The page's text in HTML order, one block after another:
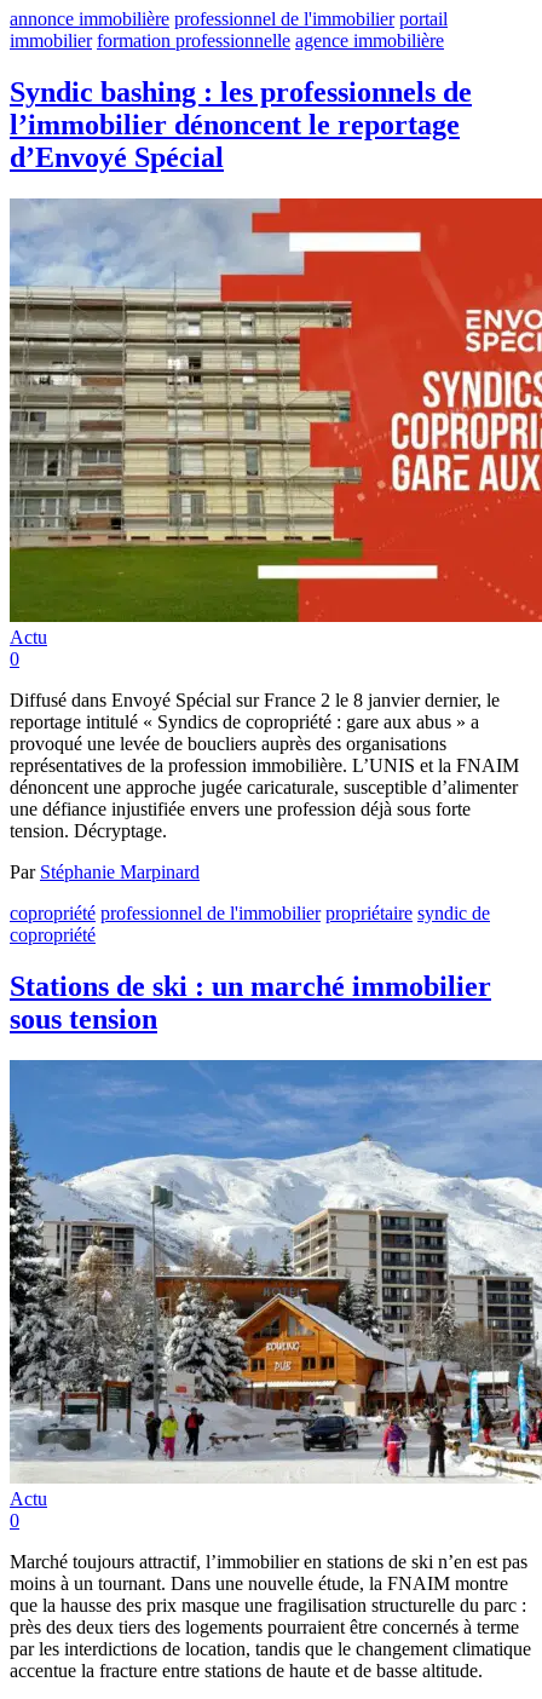
annonce immobilière professionnel de l'immobilier portail
immobilier formation professionnelle agence immobilière
Syndic bashing : les professionnels de
l’immobilier dénoncent le reportage
d’Envoyé Spécial
Actu
0
Diffusé dans Envoyé Spécial sur France 2 le 8 janvier dernier, le
reportage intitulé « Syndics de copropriété : gare aux abus » a
provoqué une levée de boucliers auprès des organisations
représentatives de la profession immobilière. L’UNIS et la FNAIM
dénoncent une approche jugée caricaturale, susceptible d’alimenter
une défiance injustifiée envers une profession déjà sous forte
tension. Décryptage.
Par Stéphanie Marpinard
copropriété professionnel de l'immobilier propriétaire syndic de
copropriété
Stations de ski : un marché immobilier
sous tension
Actu
0
Marché toujours attractif, l’immobilier en stations de ski n’en est pas
moins à un tournant. Dans une nouvelle étude, la FNAIM montre
que la hausse des prix masque une fragilisation structurelle du parc :
près des deux tiers des logements pourraient être concernés à terme
par les interdictions de location, tandis que le changement climatique
accentue la fracture entre stations de haute et de basse altitude.